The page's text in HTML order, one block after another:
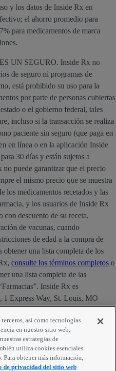
y los datos de Inside Rx en
el ahorro promedio para
para medicamentos de marca
UN SEGURO. Inside Rx no
de seguro ni programas de
está prohibido su uso para la
por parte de personas cubiertas
o el gobierno federal, tales
incluso si la transacción se realiza
paciente sin seguro (que paga en
en línea o en la aplicación Inside
30 días y están sujetos a
puede garantizar que el precio
el mismo precio que se muestra
los medicamentos recetados y las
y los usuarios de Inside Rx
con descuento de su receta,
de vacunas, cuando
de edad a la compra de
obtener una lista completa de los
consulte los términos completos o
una lista completa de las
Inside Rx es
Express Way, St. Louis, MO
así como tecnologías
en nuestro sitio web,
estrategias de
utiliza cookies esenciales
Para obtener más información,
de privacidad del sitio web